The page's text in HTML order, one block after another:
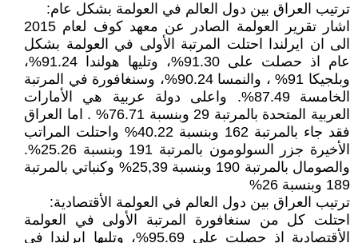
ترتيب العراق بين دول العالم في العولمة بشكل عام:
اشار تقرير العولمة الصادر عن معهد كوف لعام 2015
الى ان ايرلندا احتلت المرتبة الأولى في العولمة بشكل
عام اذ حصلت على 91.30%، وتليها هولندا 91.24%،
وبلجيكا 91% ، والنمسا 90.24%، وسنغافورة في المرتبة
الخامسة 87.49%. واعلى دولة عربية هي الأمارات
العربية المتحدة بالمرتبة 29 وبنسبة 76.71% . اما العراق
فقد جاء بالمرتبة 162 وبنسبة 40.22% واحتلت المراتب
الأخيرة جزر السولومون بالمرتبة 191 وبنسبة 25.26%.
والصومال بالمرتبة 190 وبنسبة 25,39% وكنباتي بالمرتبة
189 وبنسبة 26%
ترتيب العراق بين دول العالم في العولمة الأقتصادية:
احتلت كل من سنغافورة المرتبة الأولى في العولمة
الأقتصادية اذ حصلت على 95.69%، وتليها ايرلندا في